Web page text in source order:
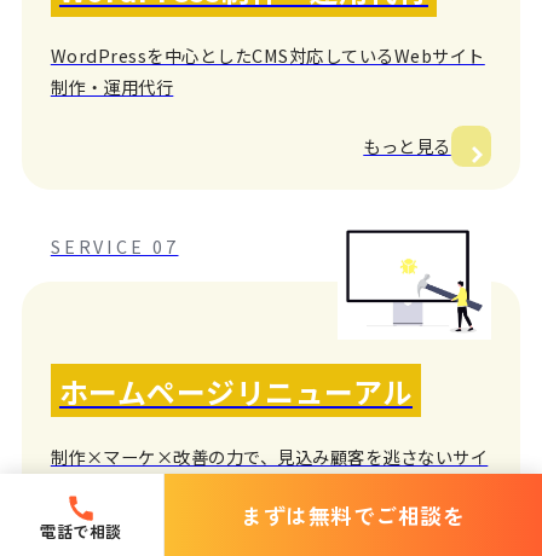
WordPressを中心としたCMS対応しているWebサイト
制作・運用代行
もっと見る
SERVICE 07
ホームページリニューアル
制作×マーケ×改善の力で、見込み顧客を逃さないサイ
電話で相談
まずは無料でご相談を